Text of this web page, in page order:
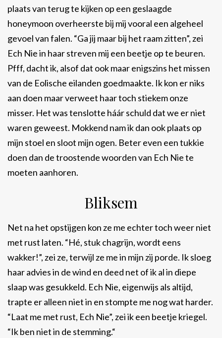
plaats van terug te kijken op een geslaagde
honeymoon overheerste bij mij vooral een algeheel
gevoel van falen. “Ga jij maar bij het raam zitten”, zei
Ech Nie in haar streven mij een beetje op te beuren.
Pfff, dacht ik, alsof dat ook maar enigszins het missen
van de Eolische eilanden goedmaakte. Ik kon er niks
aan doen maar verweet haar toch stiekem onze
misser. Het was tenslotte háár schuld dat we er niet
waren geweest. Mokkend nam ik dan ook plaats op
mijn stoel en sloot mijn ogen. Beter even een tukkie
doen dan de troostende woorden van Ech Nie te
moeten aanhoren.
Bliksem
Net na het opstijgen kon ze me echter toch weer niet
met rust laten. “Hé, stuk chagrijn, wordt eens
wakker!”, zei ze, terwijl ze me in mijn zij porde. Ik sloeg
haar advies in de wind en deed net of ik al in diepe
slaap was gesukkeld. Ech Nie, eigenwijs als altijd,
trapte er alleen niet in en stompte me nog wat harder.
“Laat me met rust, Ech Nie”, zei ik een beetje kriegel.
“Ik ben niet in de stemming.“